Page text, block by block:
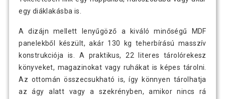
egy diáklakásba is.
A dizájn mellett lenyűgöző a kiváló minőségű MDF
panelekből készült, akár 130 kg teherbírású masszív
konstrukciója is. A praktikus, 22 literes tárolórekesz
könyveket, magazinokat vagy ruhákat is képes tárolni.
Az ottomán összecsukható is, így könnyen tárolhatja
az ágy alatt vagy a szekrényben, amikor nincs rá